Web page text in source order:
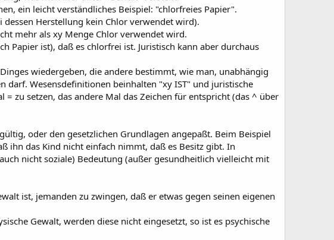
ein leicht verständliches Beispiel: "chlorfreies Papier".
Herstellung kein Chlor verwendet wird).
mehr als xy Menge Chlor verwendet wird.
Papier ist), daß es chlorfrei ist. Juristisch kann aber durchaus
wiedergeben, die andere bestimmt, wie man, unabhängig
darf. Wesensdefinitionen beinhalten "xy IST" und juristische
zu setzen, das andere Mal das Zeichen für entspricht (das ^ über
oder den gesetzlichen Grundlagen angepaßt. Beim Beispiel
ihn das Kind nicht einfach nimmt, daß es Besitz gibt. In
nicht soziale) Bedeutung (außer gesundheitlich vielleicht mit
ist, jemanden zu zwingen, daß er etwas gegen seinen eigenen
Gewalt, werden diese nicht eingesetzt, so ist es psychische